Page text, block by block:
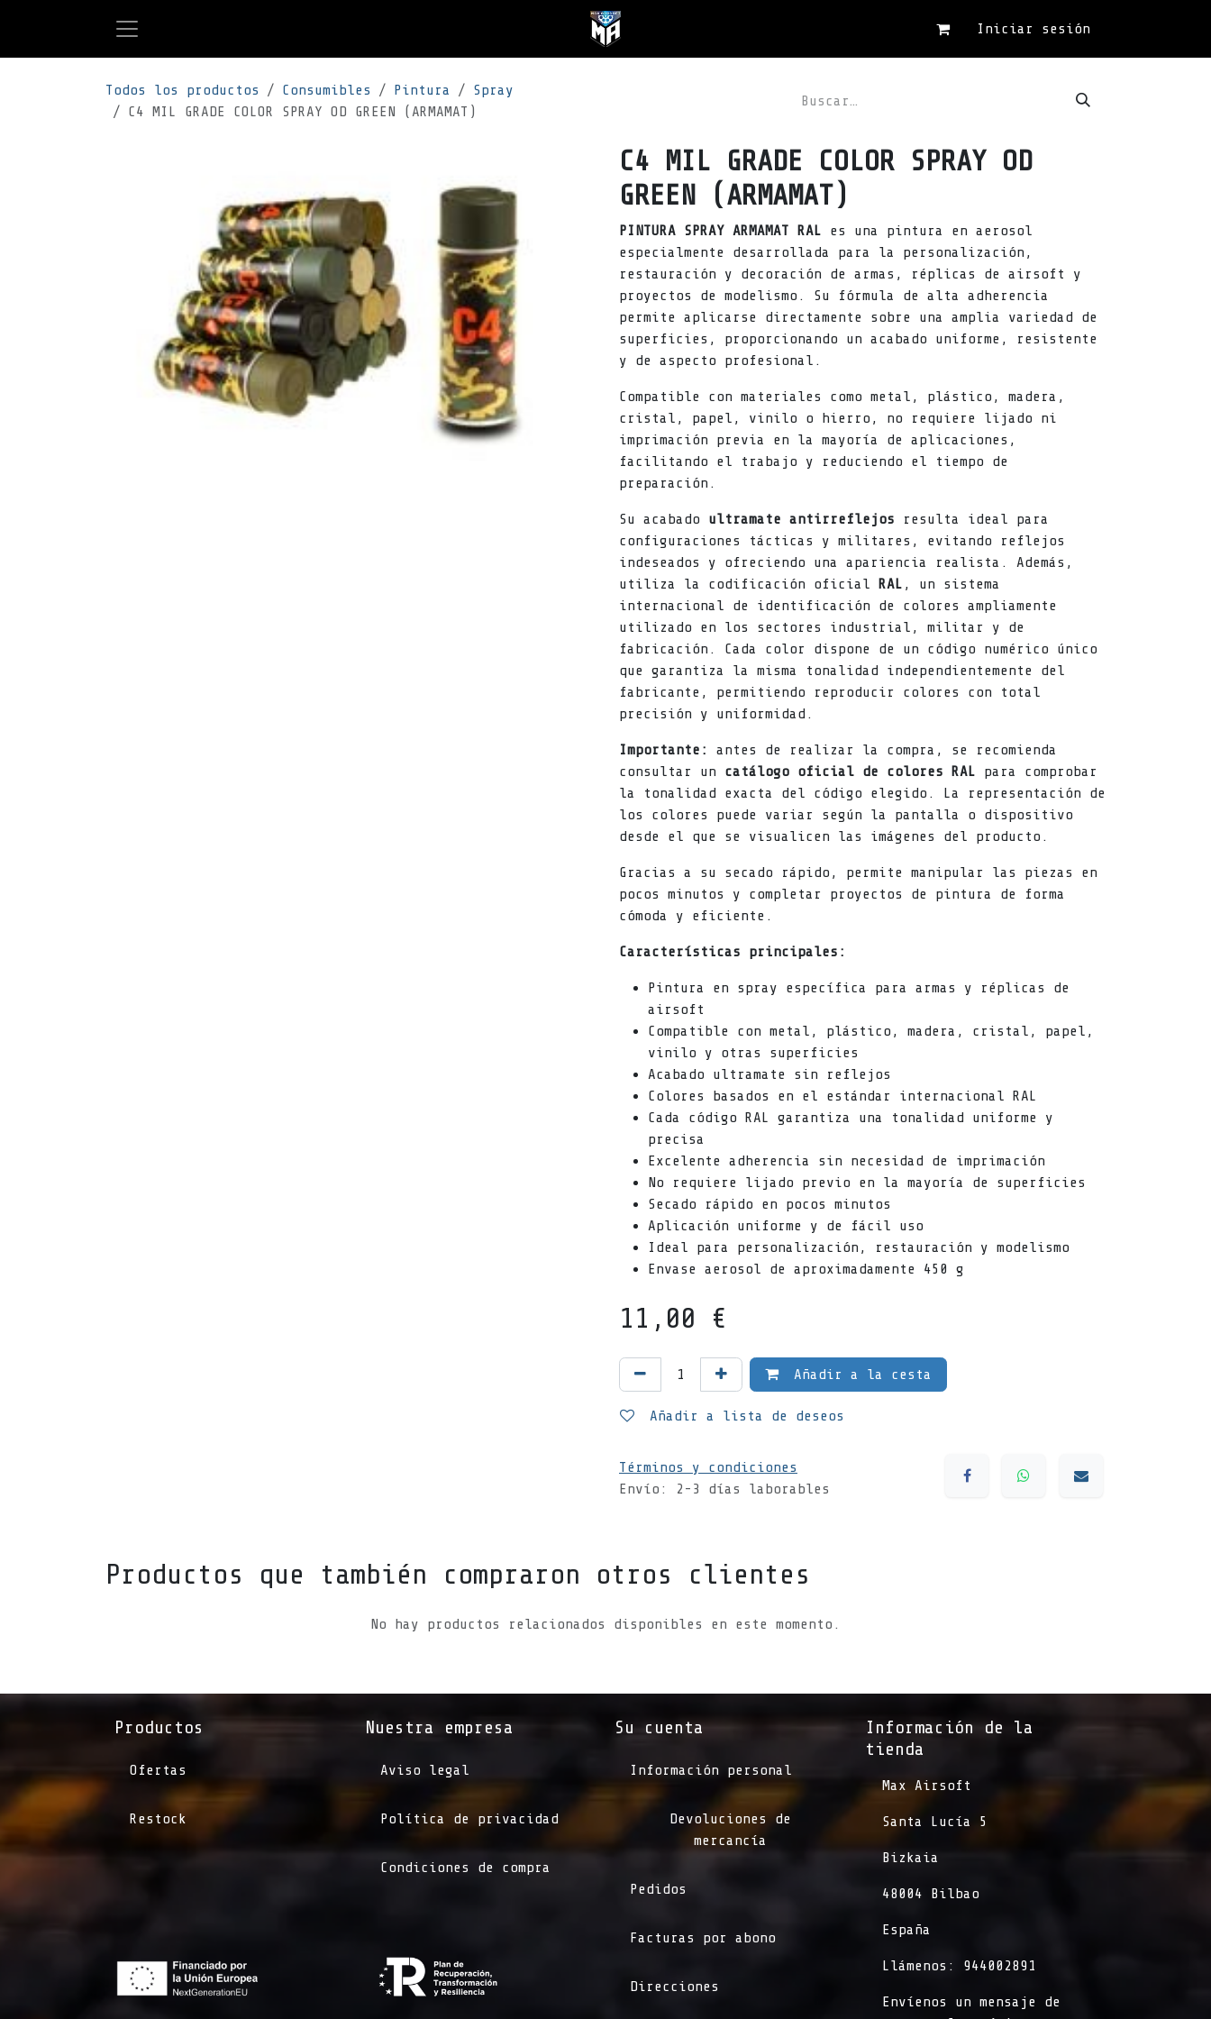
Iniciar sesión
Todos los productos Consumibles Pintura
Spray
C4 MIL GRADE COLOR SPRAY OD GREEN (ARMAMAT)
C4 MIL GRADE COLOR SPRAY OD
GREEN (ARMAMAT)
PINTURA SPRAY ARMAMAT RAL es una pintura en aerosol
especialmente desarrollada para la personalización,
restauración y decoración de armas, réplicas de airsoft y
proyectos de modelismo. Su fórmula de alta adherencia
permite aplicarse directamente sobre una amplia variedad de
superficies, proporcionando un acabado uniforme, resistente
y de aspecto profesional.
Compatible con materiales como metal, plástico, madera,
cristal, papel, vinilo o hierro, no requiere lijado ni
imprimación previa en la mayoría de aplicaciones,
facilitando el trabajo y reduciendo el tiempo de
preparación.
Su acabado ultramate antirreflejos resulta ideal para
configuraciones tácticas y militares, evitando reflejos
indeseados y ofreciendo una apariencia realista. Además,
utiliza la codificación oficial RAL , un sistema
internacional de identificación de colores ampliamente
utilizado en los sectores industrial, militar y de
fabricación. Cada color dispone de un código numérico único
que garantiza la misma tonalidad independientemente del
fabricante, permitiendo reproducir colores con total
precisión y uniformidad.
Importante:
antes de realizar la compra, se recomienda
consultar un catálogo oficial de colores RAL para comprobar
la tonalidad exacta del código elegido. La representación de
los colores puede variar según la pantalla o dispositivo
desde el que se visualicen las imágenes del producto.
Gracias a su secado rápido, permite manipular las piezas en
pocos minutos y completar proyectos de pintura de forma
cómoda y eficiente.
Características principales:
Pintura en spray específica para armas y réplicas de
airsoft
Compatible con metal, plástico, madera, cristal, papel,
vinilo y otras superficies
Acabado ultramate sin reflejos
Colores basados en el estándar internacional RAL
Cada código RAL garantiza una tonalidad uniforme y
precisa
Excelente adherencia sin necesidad de imprimación
No requiere lijado previo en la mayoría de superficies
Secado rápido en pocos minutos
Aplicación uniforme y de fácil uso
Ideal para personalización, restauración y modelismo
Envase aerosol de aproximadamente 450 g
11,00 €
Añadir a la cesta
Añadir a lista de deseos
Términos y condiciones
Envío: 2-3 días laborables
Productos que también compraron otros clientes
No hay productos relacionados disponibles en este momento.
Productos
Ofertas
Restock
Información de la
tienda​
​Max Airsoft
​Santa Lucía 5
​Bizkaia
​48004 Bilbao
​España
​Llámenos: 944002891
​Envíenos un mensaje de
Su cuenta
Información personal
Devoluciones de
mercancía
Pedidos
Facturas por abono
Direcciones
Nuestra empresa
Aviso legal
Política de privacidad
Condiciones de compra